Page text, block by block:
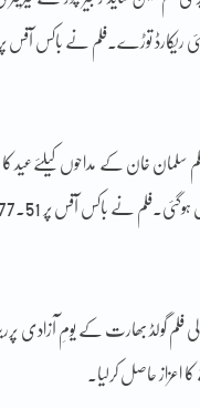
توڑے۔فلم نے باکس آفس پر 340کروڑ روپے کمائے۔
اعزاز حاصل کرلیا۔